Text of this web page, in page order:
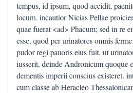
tempus, id ipsum, quod accidit,
locum. incautior Nicias Pellae
quae fuerat <ad> Phacum; sed in re
esse, quod per urinatores omnis
pudor regi pauoris eius fuit, ut
iusserit, deinde Andronicum quoque
dementis imperii conscius existeret.
cum classe ab Heracleo